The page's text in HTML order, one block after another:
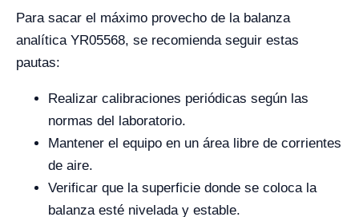
Para sacar el máximo provecho de la balanza
analítica YR05568, se recomienda seguir estas
pautas:
Realizar calibraciones periódicas según las
normas del laboratorio.
Mantener el equipo en un área libre de corrientes
de aire.
Verificar que la superficie donde se coloca la
balanza esté nivelada y estable.